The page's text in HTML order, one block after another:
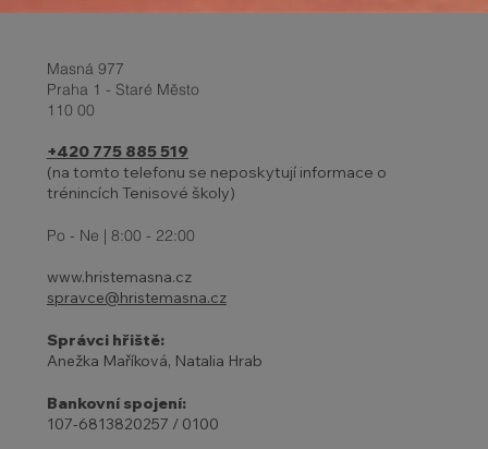
Masná 977
Praha 1 - Staré Město
110 00
+420 775 885 519
(na tomto telefonu se neposkytují informace o
trénincích Tenisové školy)
Po - Ne | 8:00 - 22:00
www.hristemasna.cz
spravce@hristemasna.cz
Správci hřiště:
Anežka Maříková, Natalia Hrab
Bankovní spojení:
107-6813820257 / 0100